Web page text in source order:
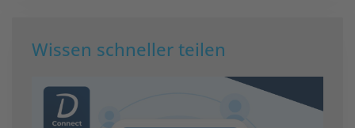
Wissen schneller teilen